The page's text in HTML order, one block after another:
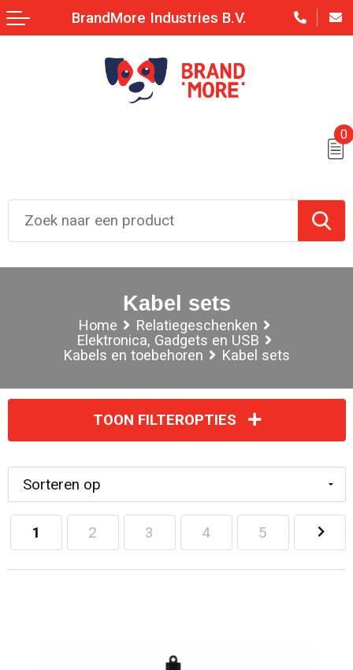
0
BrandMore Industries B.V.
Kabel sets
Home
Relatiegeschenken
Elektronica, Gadgets en USB
Kabels en toebehoren
Kabel sets
TOON FILTEROPTIES
1 2 3 4 5